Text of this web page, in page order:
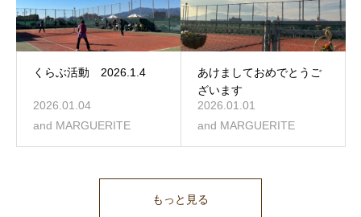
くらぶ活動 2026.1.4
2026.01.04
and MARGUERITE
あけましておめでとうご
ざいます
2026.01.01
and MARGUERITE
もっと見る